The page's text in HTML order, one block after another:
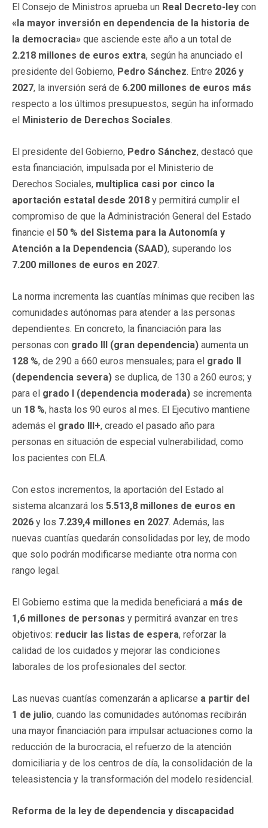
El Consejo de Ministros aprueba un Real Decreto-ley con
«la mayor inversión en dependencia de la historia de
la democracia» que asciende este año a un total de
2.218 millones de euros extra, según ha anunciado el
presidente del Gobierno, Pedro Sánchez. Entre 2026 y
2027, la inversión será de 6.200 millones de euros más
respecto a los últimos presupuestos, según ha informado
el Ministerio de Derechos Sociales.
El presidente del Gobierno, Pedro Sánchez, destacó que
esta financiación, impulsada por el Ministerio de
Derechos Sociales, multiplica casi por cinco la
aportación estatal desde 2018 y permitirá cumplir el
compromiso de que la Administración General del Estado
financie el 50 % del Sistema para la Autonomía y
Atención a la Dependencia (SAAD), superando los
7.200 millones de euros en 2027.
La norma incrementa las cuantías mínimas que reciben las
comunidades autónomas para atender a las personas
dependientes. En concreto, la financiación para las
personas con grado III (gran dependencia) aumenta un
128 %, de 290 a 660 euros mensuales; para el grado II
(dependencia severa) se duplica, de 130 a 260 euros; y
para el grado I (dependencia moderada) se incrementa
un 18 %, hasta los 90 euros al mes. El Ejecutivo mantiene
además el grado III+, creado el pasado año para
personas en situación de especial vulnerabilidad, como
los pacientes con ELA.
Con estos incrementos, la aportación del Estado al
sistema alcanzará los 5.513,8 millones de euros en
2026 y los 7.239,4 millones en 2027. Además, las
nuevas cuantías quedarán consolidadas por ley, de modo
que solo podrán modificarse mediante otra norma con
rango legal.
El Gobierno estima que la medida beneficiará a más de
1,6 millones de personas y permitirá avanzar en tres
objetivos: reducir las listas de espera, reforzar la
calidad de los cuidados y mejorar las condiciones
laborales de los profesionales del sector.
Las nuevas cuantías comenzarán a aplicarse a partir del
1 de julio, cuando las comunidades autónomas recibirán
una mayor financiación para impulsar actuaciones como la
reducción de la burocracia, el refuerzo de la atención
domiciliaria y de los centros de día, la consolidación de la
teleasistencia y la transformación del modelo residencial.
Reforma de la ley de dependencia y discapacidad